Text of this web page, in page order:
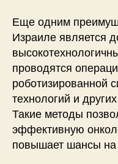
Еще одним
Израиле является
проводятся
роботизированной
технологий и
Такие методы
эффективную
повышает шансы на